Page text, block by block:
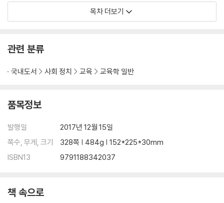
4. 가족 하브루타를 할 때 겸손하게 듣기 _ 38
5. 가족들끼리 평소에 소통하기의 중요성 _ 40
8. 일방적인 대화를 줄이거나 없애기 _ 46
10. 가족들끼리 활발하게 상호작용하기 _ 53
2부
1. 엄마의 역할 _ 58
2. 아빠의 역할 _ 66
3. 자녀의 역할 _ 80
서로 다른 입장에서 문제를 해결하는 가족 논쟁 하브루타 … 89
1. 논쟁 하브루타(debate)란? _ 90
목차 더보기
관련 분류
국내도서 사회 정치 교육 교육학 일반
품목정보
발행일
2017년 12월 15일
쪽수, 무게, 크기
328쪽 | 484g | 152*225*30mm
ISBN13
9791188342037
책 속으로